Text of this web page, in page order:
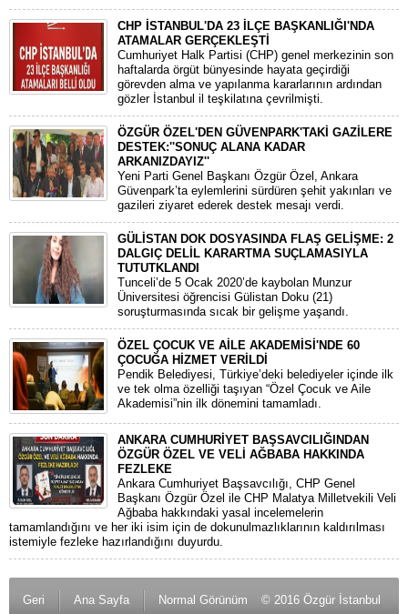
CHP İSTANBUL'DA 23 İLÇE BAŞKANLIĞI'NDA
ATAMALAR GERÇEKLEŞTİ
​Cumhuriyet Halk Partisi (CHP) genel merkezinin son
haftalarda örgüt bünyesinde hayata geçirdiği
görevden alma ve yapılanma kararlarının ardından
gözler İstanbul il teşkilatına çevrilmişti.
ÖZGÜR ÖZEL'DEN GÜVENPARK'TAKİ GAZİLERE
DESTEK:''SONUÇ ALANA KADAR
ARKANIZDAYIZ''
​Yeni Parti Genel Başkanı Özgür Özel, Ankara
Güvenpark’ta eylemlerini sürdüren şehit yakınları ve
gazileri ziyaret ederek destek mesajı verdi.
GÜLİSTAN DOK DOSYASINDA FLAŞ GELİŞME: 2
DALGIÇ DELİL KARARTMA SUÇLAMASIYLA
TUTUTKLANDI
​Tunceli’de 5 Ocak 2020’de kaybolan Munzur
Üniversitesi öğrencisi Gülistan Doku (21)
soruşturmasında sıcak bir gelişme yaşandı.
ÖZEL ÇOCUK VE AİLE AKADEMİSİ'NDE 60
ÇOCUĞA HİZMET VERİLDİ
Pendik Belediyesi, Türkiye’deki belediyeler içinde ilk
ve tek olma özelliği taşıyan “Özel Çocuk ve Aile
Akademisi”nin ilk dönemini tamamladı.
ANKARA CUMHURİYET BAŞSAVCILIĞINDAN
ÖZGÜR ÖZEL VE VELİ AĞBABA HAKKINDA
FEZLEKE
​Ankara Cumhuriyet Başsavcılığı, CHP Genel
Başkanı Özgür Özel ile CHP Malatya Milletvekili Veli
Ağbaba hakkındaki yasal incelemelerin
tamamlandığını ve her iki isim için de dokunulmazlıklarının kaldırılması
istemiyle fezleke hazırlandığını duyurdu.
Geri Ana Sayfa Normal Görünüm © 2016 Özgür İstanbul